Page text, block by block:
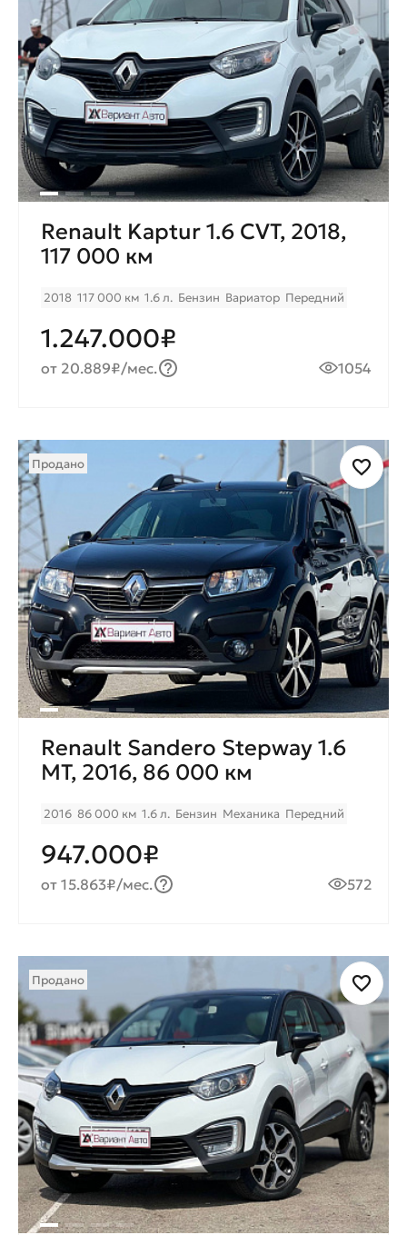
Renault Kaptur 1.6 CVT, 2018,
117 000 км
2018 117 000 км 1.6 л. Бензин Вариатор Передний
1.247.000₽
от 20.889₽/мес. 1054
Продано
Renault Sandero Stepway 1.6
МТ, 2016, 86 000 км
2016 86 000 км 1.6 л. Бензин Механика Передний
947.000₽
от 15.863₽/мес. 572
Продано